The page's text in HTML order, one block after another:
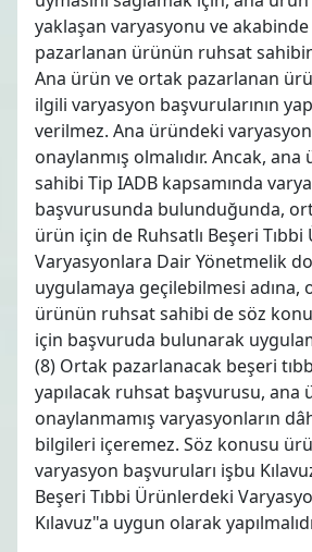
yaklaşan varyasyonu ve akabinde
pazarlanan ürünün ruhsat
Ana ürün ve ortak pazarlanan
ilgili varyasyon başvurularının
verilmez. Ana üründeki
onaylanmış olmalıdır. Ancak,
sahibi Tip IADB kapsamında
başvurusunda bulunduğunda,
ürün için de Ruhsatlı Beşeri
Varyasyonlara Dair Yönetmelik
uygulamaya geçilebilmesi adına,
ürünün ruhsat sahibi de söz
için başvuruda bulunarak
(8) Ortak pazarlanacak beşeri
yapılacak ruhsat başvurusu, ana
onaylanmamış varyasyonların
bilgileri içeremez. Söz konusu
varyasyon başvuruları işbu
Beşeri Tıbbi Ürünlerdeki
Kılavuz"a uygun olarak